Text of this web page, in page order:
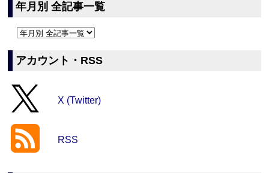
年月別 全記事一覧
アカウント・RSS
X (Twitter)
RSS